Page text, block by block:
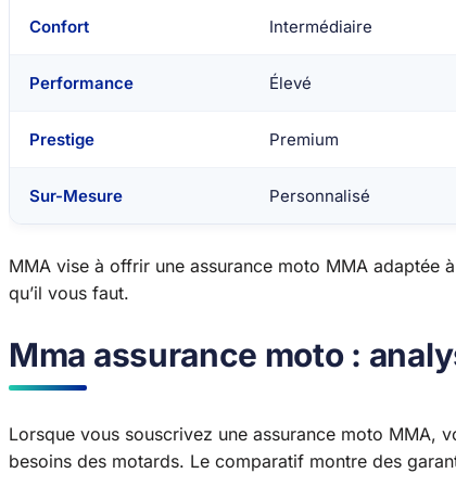
Confort Intermédiaire
Performance Élevé
Prestige Premium
Sur-Mesure Personnalisé
MMA vise à offrir une assurance moto MMA adaptée
qu’il vous faut.
Mma assurance moto :
Lorsque vous souscrivez une assurance moto MMA,
besoins des motards. Le comparatif montre des